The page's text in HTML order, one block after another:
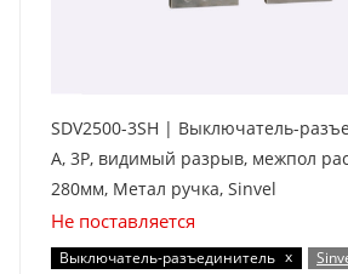
SDV2500-3SH | Выключатель-
А, 3Р, видимый разрыв, межпол
280мм, Метал ручка, Sinvel
Не поставляется
Выключатель-разъединитель x